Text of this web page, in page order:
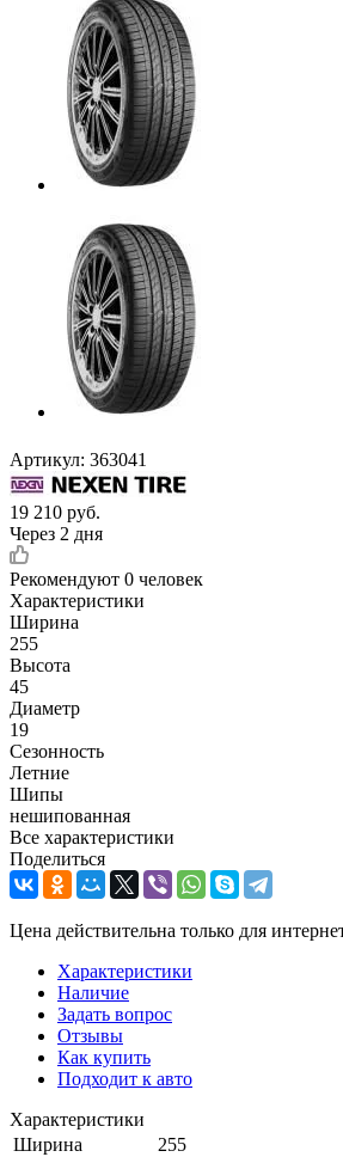
Артикул: 363041
19 210 руб.
Через 2 дня
Рекомендуют 0 человек
Характеристики
Ширина
255
Высота
45
Диаметр
19
Сезонность
Летние
Шипы
нешипованная
Все характеристики
Поделиться
Цена действительна только для
Характеристики
Наличие
Задать вопрос
Отзывы
Как купить
Подходит к авто
Характеристики
Ширина
255